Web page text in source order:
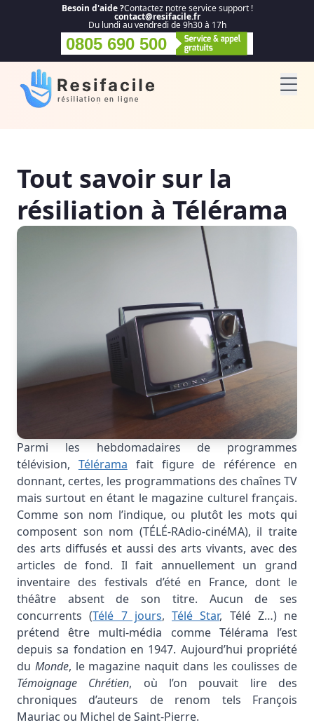
Besoin d'aide ?Contactez notre service support !
contact@resifacile.fr
Du lundi au vendredi de 9h30 à 17h
0805 690 500
Tout savoir sur la
résiliation à Télérama
Parmi les hebdomadaires de programmes
télévision, Télérama fait figure de référence en
donnant, certes, les programmations des chaînes TV
mais surtout en étant le magazine culturel français.
Comme son nom l’indique, ou plutôt les mots qui
composent son nom (TÉLÉ-RAdio-cinéMA), il traite
des arts diffusés et aussi des arts vivants, avec des
articles de fond. Il fait annuellement un grand
inventaire des festivals d’été en France, dont le
théâtre absent de son titre. Aucun de ses
concurrents (Télé 7 jours, Télé Star, Télé Z…) ne
prétend être multi-média comme Télérama l’est
depuis sa fondation en 1947. Aujourd’hui propriété
du Monde, le magazine naquit dans les coulisses de
Témoignage Chrétien, où l’on pouvait lire des
chroniques d’auteurs de renom tels François
Mauriac ou Michel de Saint-Pierre.